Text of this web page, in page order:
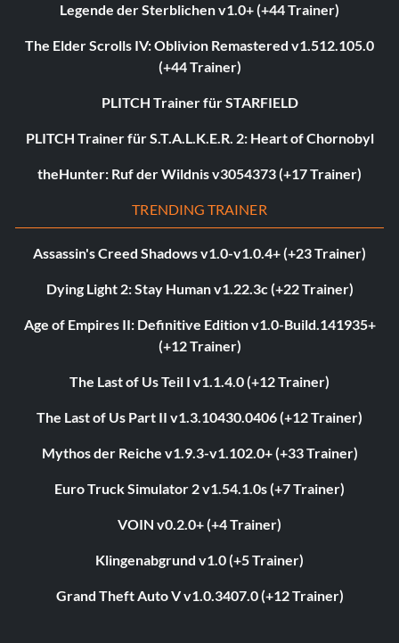
Legende der Sterblichen v1.0+ (+44 Trainer)
The Elder Scrolls IV: Oblivion Remastered v1.512.105.0
(+44 Trainer)
PLITCH Trainer für STARFIELD
PLITCH Trainer für S.T.A.L.K.E.R. 2: Heart of Chornobyl
theHunter: Ruf der Wildnis v3054373 (+17 Trainer)
TRENDING TRAINER
Assassin's Creed Shadows v1.0-v1.0.4+ (+23 Trainer)
Dying Light 2: Stay Human v1.22.3c (+22 Trainer)
Age of Empires II: Definitive Edition v1.0-Build.141935+
(+12 Trainer)
The Last of Us Teil I v1.1.4.0 (+12 Trainer)
The Last of Us Part II v1.3.10430.0406 (+12 Trainer)
Mythos der Reiche v1.9.3-v1.102.0+ (+33 Trainer)
Euro Truck Simulator 2 v1.54.1.0s (+7 Trainer)
VOIN v0.2.0+ (+4 Trainer)
Klingenabgrund v1.0 (+5 Trainer)
Grand Theft Auto V v1.0.3407.0 (+12 Trainer)